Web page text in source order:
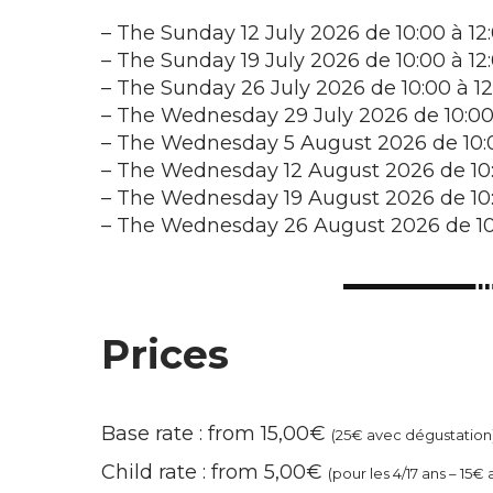
– The Sunday 12 July 2026 de 10:00 à
– The Sunday 19 July 2026 de 10:00 à
– The Sunday 26 July 2026 de 10:00 à
– The Wednesday 29 July 2026 de
– The Wednesday 5 August 2026 de
– The Wednesday 12 August 2026 de
– The Wednesday 19 August 2026 de
– The Wednesday 26 August 2026 de
Prices
Base rate : from 15,00€ (25€ avec
Child rate : from 5,00€ (pour les 4/17 ans –